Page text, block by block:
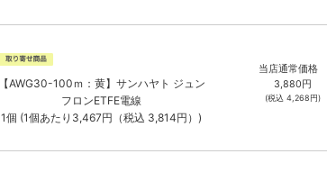
【AWG30-100ｍ：黄】サンハヤト ジュン
フロンETFE電線
1個 (1個あたり3,467円（税込 3,814円）)
当店通常価格
3,880円
(税込 4,268円)